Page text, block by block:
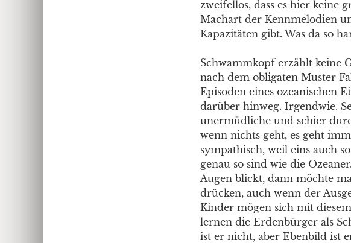
zweifellos, dass es hier keine
Machart der Kennmelodien
Kapazitäten gibt. Was da so
Schwammkopf erzählt keine
nach dem obligaten Muster
Episoden eines ozeanischen
darüber hinweg. Irgendwie.
unermüdliche und schier
wenn nichts geht, es geht
sympathisch, weil eins auch
genau so sind wie die
Augen blickt, dann möchte
drücken, auch wenn der
Kinder mögen sich mit
lernen die Erdenbürger als
ist er nicht, aber Ebenbild ist